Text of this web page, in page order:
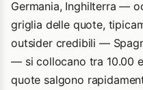
Germania, Inghilterra —
griglia delle quote,
outsider credibili —
— si collocano tra 10.00
quote salgono